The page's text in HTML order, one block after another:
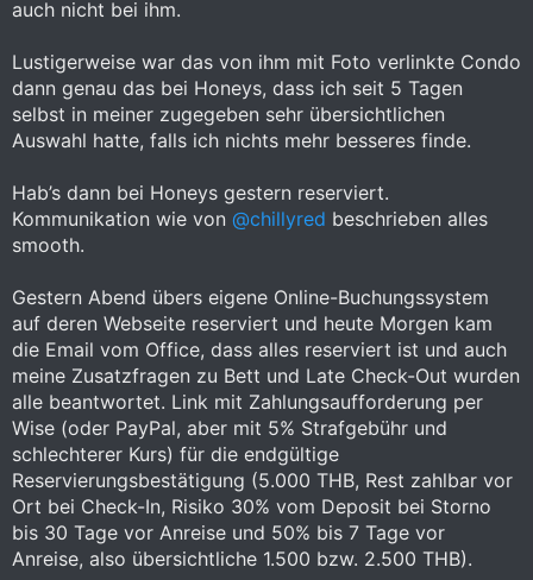
auch nicht bei ihm.
Lustigerweise war das von ihm mit Foto verlinkte Condo
dann genau das bei Honeys, dass ich seit 5 Tagen
selbst in meiner zugegeben sehr übersichtlichen
Auswahl hatte, falls ich nichts mehr besseres finde.
Hab’s dann bei Honeys gestern reserviert.
Kommunikation wie von @chillyred beschrieben alles
smooth.
Gestern Abend übers eigene Online-Buchungssystem
auf deren Webseite reserviert und heute Morgen kam
die Email vom Office, dass alles reserviert ist und auch
meine Zusatzfragen zu Bett und Late Check-Out wurden
alle beantwortet. Link mit Zahlungsaufforderung per
Wise (oder PayPal, aber mit 5% Strafgebühr und
schlechterer Kurs) für die endgültige
Reservierungsbestätigung (5.000 THB, Rest zahlbar vor
Ort bei Check-In, Risiko 30% vom Deposit bei Storno
bis 30 Tage vor Anreise und 50% bis 7 Tage vor
Anreise, also übersichtliche 1.500 bzw. 2.500 THB).